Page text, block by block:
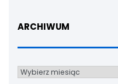
ARCHIWUM
Archiwum